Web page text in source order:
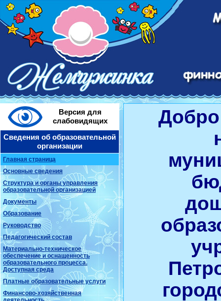
Версия для
слабовидящих
Сведения об образовательной
организации
Главная страница
Основные сведения
Структура и органы управления
образовательной организацией
Документы
Образование
Руководство
Педагогический состав
Материально-техническое
обеспечение и оснащенность
образовательного процесса.
Доступная среда
Платные образовательные услуги
Финансово-хозяйственная